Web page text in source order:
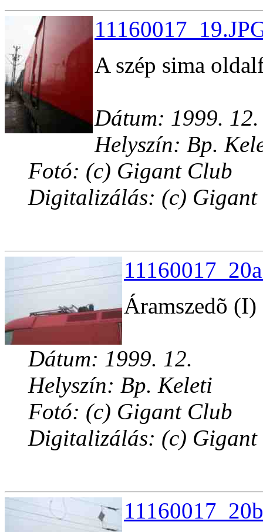
A szép sima
Dátum: 1999. 12.
Helyszín: Bp.
Fotó: (c) Gigant Club
Digitalizálás: (c) Gigant
Áramszedõ (I)
Dátum: 1999. 12.
Helyszín: Bp. Keleti
Fotó: (c) Gigant Club
Digitalizálás: (c) Gigant